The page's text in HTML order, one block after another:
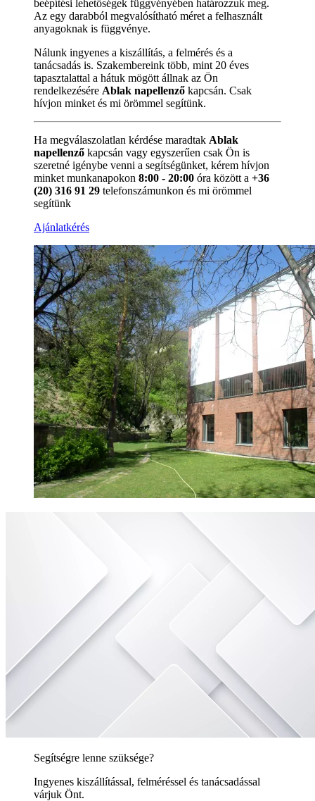
beépítési lehetőségek függvényében határozzuk meg.
Az egy darabból megvalósítható méret a felhasznált
anyagoknak is függvénye.
Nálunk ingyenes a kiszállítás, a felmérés és a
tanácsadás is. Szakembereink több, mint 20 éves
tapasztalattal a hátuk mögött állnak az Ön
rendelkezésére Ablak napellenző kapcsán. Csak
hívjon minket és mi örömmel segítünk.
Ha megválaszolatlan kérdése maradtak Ablak
napellenző kapcsán vagy egyszerűen csak Ön is
szeretné igénybe venni a segítségünket, kérem hívjon
minket munkanapokon 8:00 - 20:00 óra között a +36
(20) 316 91 29 telefonszámunkon és mi örömmel
segítünk
Ajánlatkérés
Segítségre lenne szüksége?
Ingyenes kiszállítással, felméréssel és tanácsadással
várjuk Önt.